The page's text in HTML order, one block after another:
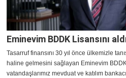
Eminevim BDDK Lisansını
Tasarruf finansını 30 yıl önce ülkemizle
haline gelmesini sağlayan Eminevim BDDK
vatandaşlarımız mevduat ve katılım